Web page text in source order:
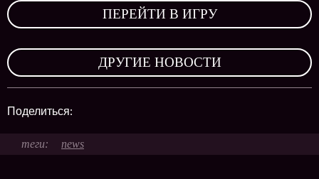
ПЕРЕЙТИ В ИГРУ
ДРУГИЕ НОВОСТИ
Поделиться:
news